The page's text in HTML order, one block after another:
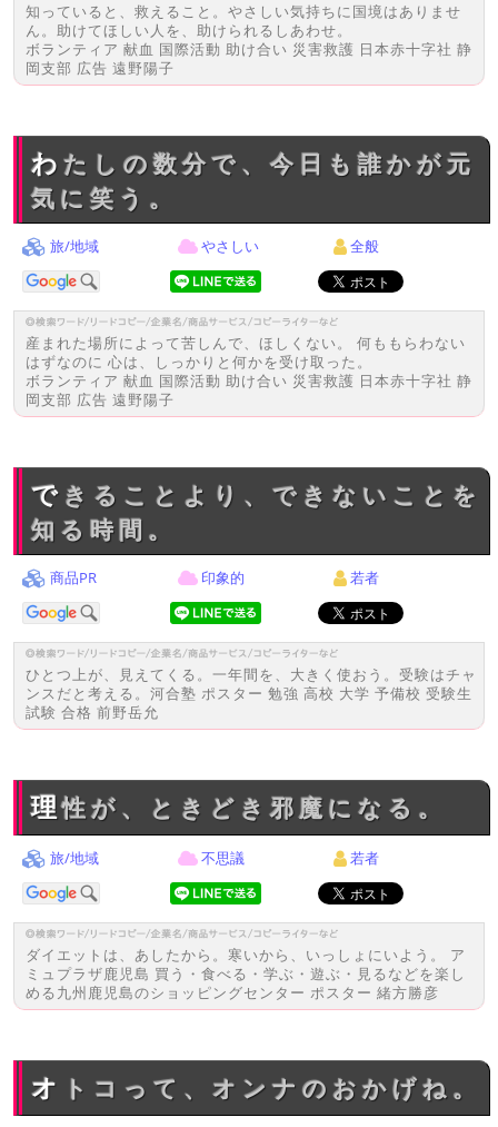
知っていると、救えること。やさしい気持ちに国境はありませ
ん。助けてほしい人を、助けられるしあわせ。
ボランティア 献血 国際活動 助け合い 災害救護 日本赤十字社 静
岡支部 広告 遠野陽子
わたしの数分で、今日も誰かが元
気に笑う。
旅/地域 やさしい 全般
産まれた場所によって苦しんで、ほしくない。 何ももらわない
はずなのに 心は、しっかりと何かを受け取った。
ボランティア 献血 国際活動 助け合い 災害救護 日本赤十字社 静
岡支部 広告 遠野陽子
できることより、できないことを
知る時間。
商品PR 印象的 若者
ひとつ上が、見えてくる。一年間を、大きく使おう。受験はチャ
ンスだと考える。河合塾 ポスター 勉強 高校 大学 予備校 受験生
試験 合格 前野岳允
理性が、ときどき邪魔になる。
旅/地域 不思議 若者
ダイエットは、あしたから。寒いから、いっしょにいよう。 ア
ミュプラザ鹿児島 買う・食べる・学ぶ・遊ぶ・見るなどを楽し
める九州鹿児島のショッピングセンター ポスター 緒方勝彦
オトコって、オンナのおかげね。